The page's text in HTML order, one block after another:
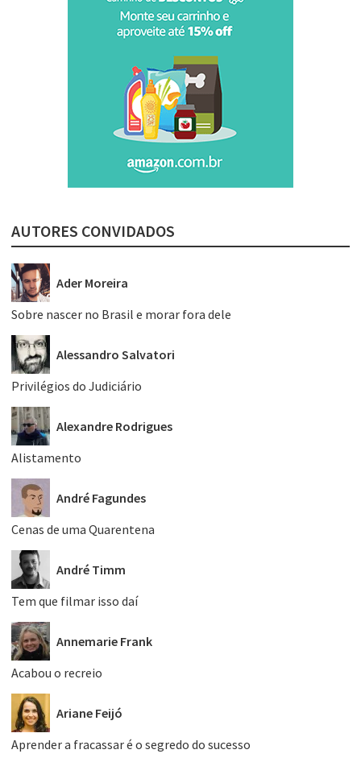
AUTORES CONVIDADOS
Ader Moreira
Sobre nascer no Brasil e morar fora dele
Alessandro Salvatori
Privilégios do Judiciário
Alexandre Rodrigues
Alistamento
André Fagundes
Cenas de uma Quarentena
André Timm
Tem que filmar isso daí
Annemarie Frank
Acabou o recreio
Ariane Feijó
Aprender a fracassar é o segredo do sucesso